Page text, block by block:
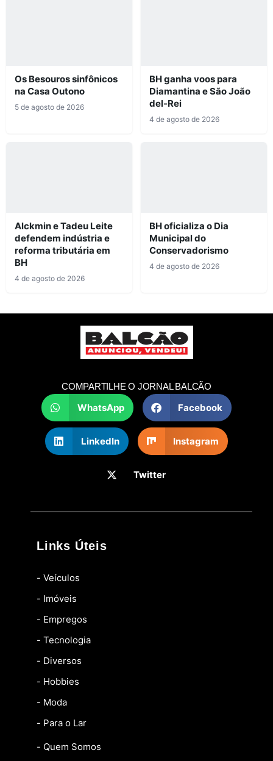
Os Besouros sinfônicos
na Casa Outono
5 de agosto de 2026
BH ganha voos para
Diamantina e São João
del-Rei
4 de agosto de 2026
Alckmin e Tadeu Leite
defendem indústria e
reforma tributária em
BH
4 de agosto de 2026
BH oficializa o Dia
Municipal do
Conservadorismo
4 de agosto de 2026
COMPARTILHE O JORNAL BALCÃO
WhatsApp Facebook
LinkedIn Instagram
Twitter
Links Úteis
- Veículos
- Imóveis
- Empregos
- Tecnologia
- Diversos
- Hobbies
- Moda
- Para o Lar
- Quem Somos